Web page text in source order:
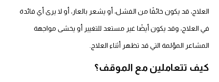
العلاج، قد يكون خائفًا من الفشل، أو يشعر بالعار، أو لا يرى أي فائدة
في العلاج، وقد يكون أيضًا غير مستعد للتغيير أو يخشى مواجهة
المشاعر المؤلمة التي قد تظهر أثناء العلاج.
كيف تتعاملين مع الموقف؟